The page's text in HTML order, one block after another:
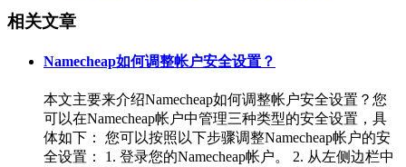
相关文章
Namecheap如何调整帐户安全设置？
本文主要来介绍Namecheap如何调整帐户安全设置？您
可以在Namecheap帐户中管理三种类型的安全设置，具
体如下： 您可以按照以下步骤调整Namecheap帐户的安
全设置： 1. 登录您的Namecheap帐户。 2. 从左侧边栏中